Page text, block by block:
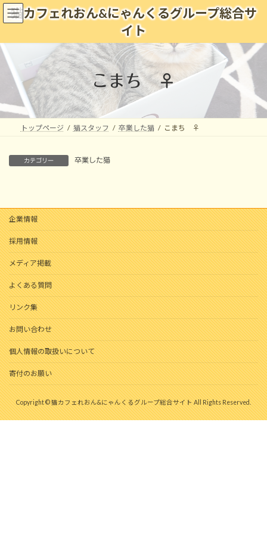
コ
ン
ン
ツ
へ
ッ
プ
ナ
ビ
ー
シ
ョ
移
動
猫カフェれおん&にゃんくるグループ総合サ
イト
こまち ♀
トップページ 猫スタッフ 卒業した猫 こまち ♀
カテゴリー 卒業した猫
企業情報
採用情報
メディア掲載
よくある質問
リンク集
お問い合わせ
個人情報の取扱いについて
寄付のお願い
Copyright © 猫カフェれおん&にゃんくるグループ総合サイト All Rights Reserved.